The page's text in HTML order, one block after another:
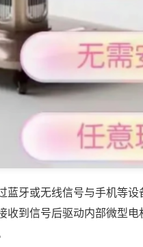
蓝牙或无线信号与手机等
到信号后驱动内部微型